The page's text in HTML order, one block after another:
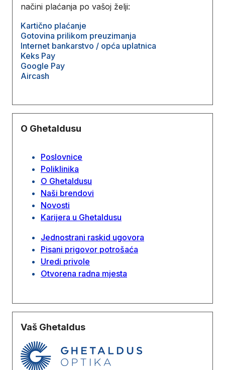
načini plaćanja po vašoj želji:
Kartično plaćanje
Gotovina prilikom preuzimanja
Internet bankarstvo / opća uplatnica
Keks Pay
Google Pay
Aircash
O Ghetaldusu
Poslovnice
Poliklinika
O Ghetaldusu
Naši brendovi
Novosti
Karijera u Ghetaldusu
Jednostrani raskid ugovora
Pisani prigovor potrošaća
Uredi privole
Otvorena radna mjesta
Vaš Ghetaldus